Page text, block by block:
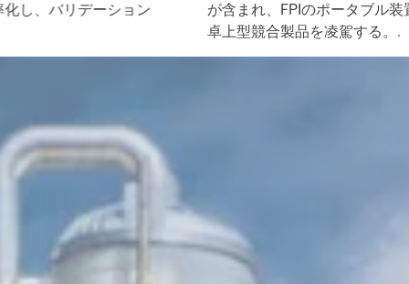
が含まれ、FPIのポータブル装置は現場での汎用性において